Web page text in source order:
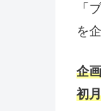
「
を
企
初